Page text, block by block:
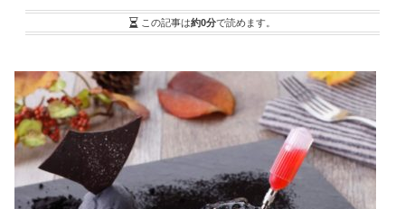
この記事は約0分で読めます。